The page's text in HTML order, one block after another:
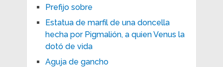
Prefijo sobre
Estatua de marfil de una doncella
hecha por Pigmalión, a quien Venus la
dotó de vida
Aguja de gancho